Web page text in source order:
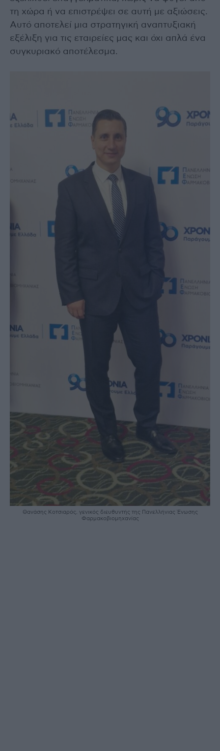
τη χώρα ή να επιστρέψει σε αυτή με αξιώσεις.
Αυτό αποτελεί μια στρατηγική αναπτυξιακή
εξέλιξη για τις εταιρείες μας και όχι απλά ένα
συγκυριακό αποτέλεσμα.
Θανάσης Κοτσιαρός, γενικός διευθυντής της Πανελλήνιας Ένωσης
Φαρμακοβιομηχανίας